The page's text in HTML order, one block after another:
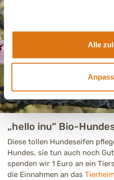
Alle
„hello inu“ Bio-
Diese tollen Hundeseifen
Hundes, sie tun auch noch
spenden wir 1 Euro an ein
die Einnahmen an das